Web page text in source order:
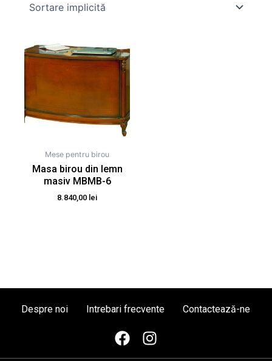
Mese pentru birou
Masa birou din lemn
masiv MBMB-6
8.840,00 lei
Despre noi Intrebari frecvente Contactează-ne
F
I